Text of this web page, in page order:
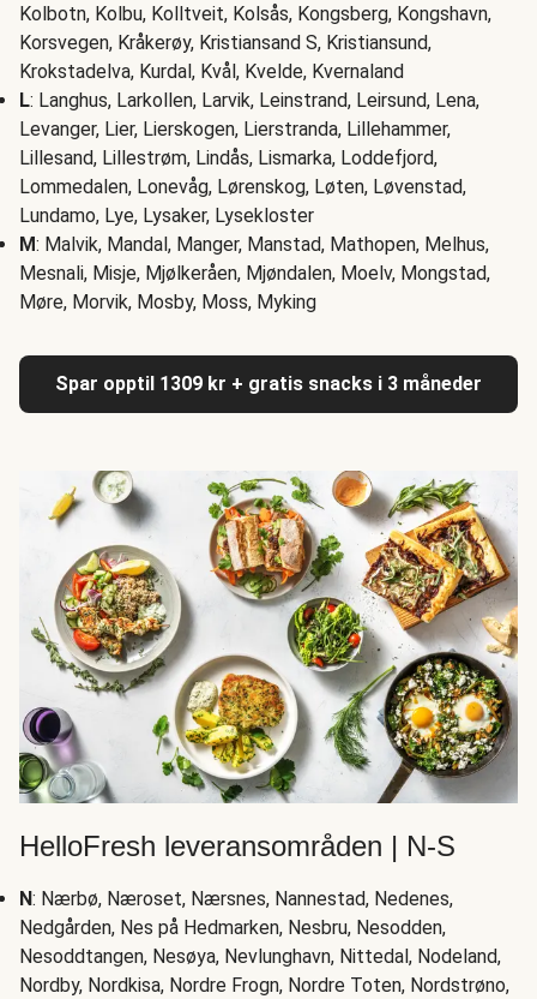
Kolbotn, Kolbu, Kolltveit, Kolsås, Kongsberg, Kongshavn,
Korsvegen, Kråkerøy, Kristiansand S, Kristiansund,
Krokstadelva, Kurdal, Kvål, Kvelde, Kvernaland
L: Langhus, Larkollen, Larvik, Leinstrand, Leirsund, Lena,
Levanger, Lier, Lierskogen, Lierstranda, Lillehammer,
Lillesand, Lillestrøm, Lindås, Lismarka, Loddefjord,
Lommedalen, Lonevåg, Lørenskog, Løten, Løvenstad,
Lundamo, Lye, Lysaker, Lysekloster
M: Malvik, Mandal, Manger, Manstad, Mathopen, Melhus,
Mesnali, Misje, Mjølkeråen, Mjøndalen, Moelv, Mongstad,
Møre, Morvik, Mosby, Moss, Myking
Spar opptil 1309 kr + gratis snacks i 3 måneder
HelloFresh leveransområden | N-S
N: Nærbø, Næroset, Nærsnes, Nannestad, Nedenes,
Nedgården, Nes på Hedmarken, Nesbru, Nesodden,
Nesoddtangen, Nesøya, Nevlunghavn, Nittedal, Nodeland,
Nordby, Nordkisa, Nordre Frogn, Nordre Toten, Nordstrøno,